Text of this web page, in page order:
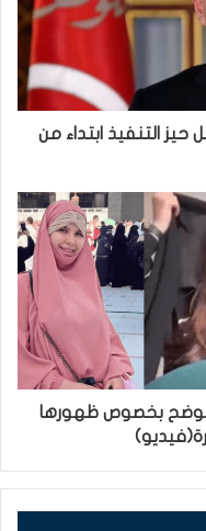
حيز التنفيذ ابتداء من
توضح بخصوص ظهورها